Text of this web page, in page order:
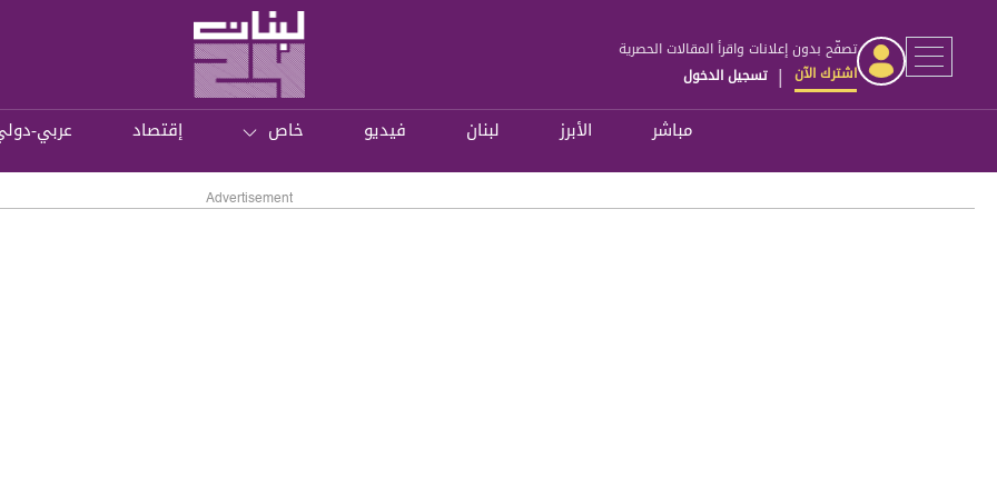
تصفّح بدون إعلانات واقرأ المقالات الحصرية
اشترك الآن | تسجيل الدخول
مباشر الأبرز لبنان فيديو خاص إقتصاد عربي-
Advertisement